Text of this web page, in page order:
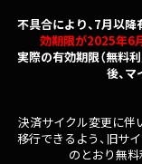
不具合により、7月以降
効期限が2025年6
実際の有効期限（無料
後、
決済サイクル変更に伴
移行できるよう、旧サ
のとおり無